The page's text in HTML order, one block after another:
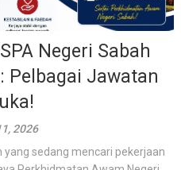
Negeri Sabah
Pelbagai Jawatan
2026
yang sedang mencari pekerjaan